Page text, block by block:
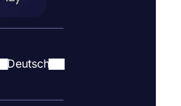
Deutsch